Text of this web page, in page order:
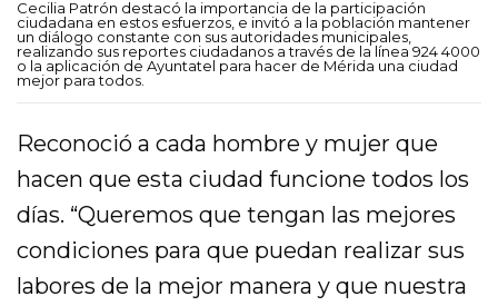
Cecilia Patrón destacó la importancia de la participación
ciudadana en estos esfuerzos, e invitó a la población mantener
un diálogo constante con sus autoridades municipales,
realizando sus reportes ciudadanos a través de la línea 924 4000
o la aplicación de Ayuntatel para hacer de Mérida una ciudad
mejor para todos.
Reconoció a cada hombre y mujer que
hacen que esta ciudad funcione todos los
días. “Queremos que tengan las mejores
condiciones para que puedan realizar sus
labores de la mejor manera y que nuestra